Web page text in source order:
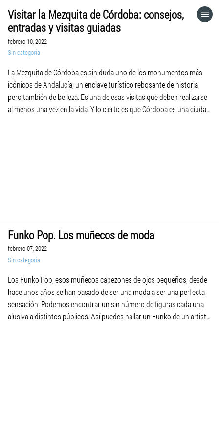
Visitar la Mezquita de Córdoba: consejos,
entradas y visitas guiadas
febrero 10, 2022
Sin categoría
La Mezquita de Córdoba es sin duda uno de los monumentos más
icónicos de Andalucía, un enclave turístico rebosante de historia
pero también de belleza. Es una de esas visitas que deben realizarse
al menos una vez en la vida. Y lo cierto es que Córdoba es una ciudad
Funko Pop. Los muñecos de moda
febrero 07, 2022
Sin categoría
Los Funko Pop, esos muñecos cabezones de ojos pequeños, desde
hace unos años se han pasado de ser una moda a ser una perfecta
sensación. Podemos encontrar un sin número de figuras cada una
alusiva a distintos públicos. Así puedes hallar un Funko de un artista,
HOME
VISITA EL SITIO WEB